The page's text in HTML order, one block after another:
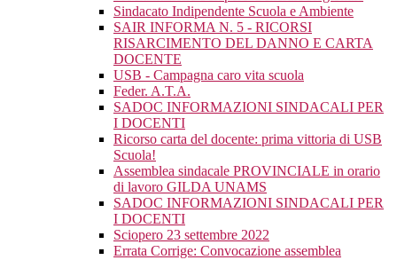
Sindacato Indipendente Scuola e Ambiente
SAIR INFORMA N. 5 - RICORSI
RISARCIMENTO DEL DANNO E CARTA
DOCENTE
USB - Campagna caro vita scuola
Feder. A.T.A.
SADOC INFORMAZIONI SINDACALI PER
I DOCENTI
Ricorso carta del docente: prima vittoria di USB
Scuola!
Assemblea sindacale PROVINCIALE in orario
di lavoro GILDA UNAMS
SADOC INFORMAZIONI SINDACALI PER
I DOCENTI
Sciopero 23 settembre 2022
Errata Corrige: Convocazione assemblea